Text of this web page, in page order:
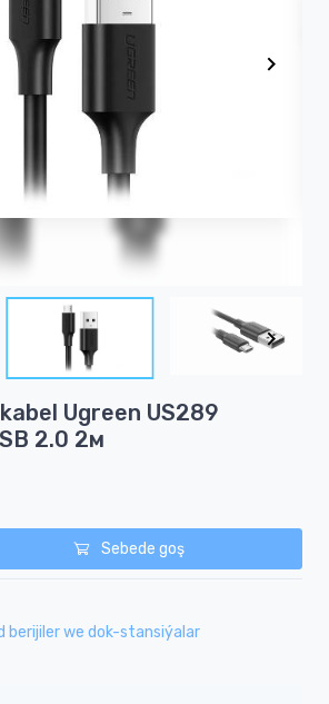
Ugreen US289
2.0 2м
Sebede goş
berijiler we dok-stansiýalar